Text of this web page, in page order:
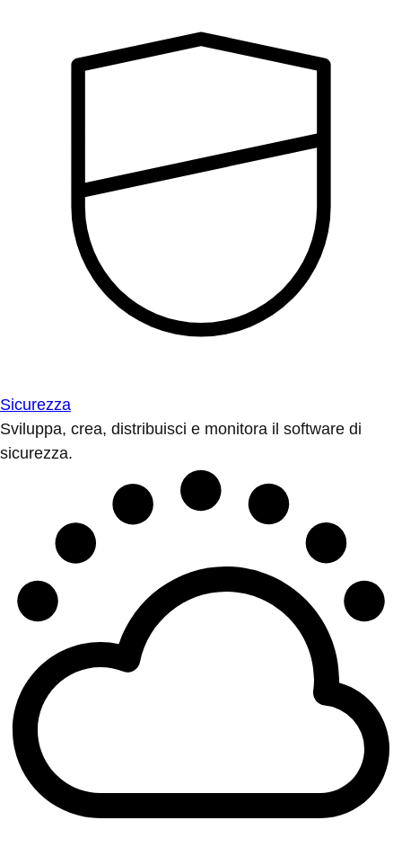
Sicurezza
Sviluppa, crea, distribuisci e monitora il software di
sicurezza.